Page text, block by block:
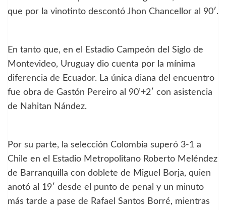
que por la vinotinto descontó Jhon Chancellor al 90′.
En tanto que, en el Estadio Campeón del Siglo de
Montevideo, Uruguay dio cuenta por la mínima
diferencia de Ecuador. La única diana del encuentro
fue obra de Gastón Pereiro al 90’+2′ con asistencia
de Nahitan Nández.
Por su parte, la selección Colombia superó 3-1 a
Chile en el Estadio Metropolitano Roberto Meléndez
de Barranquilla con doblete de Miguel Borja, quien
anotó al 19′ desde el punto de penal y un minuto
más tarde a pase de Rafael Santos Borré, mientras